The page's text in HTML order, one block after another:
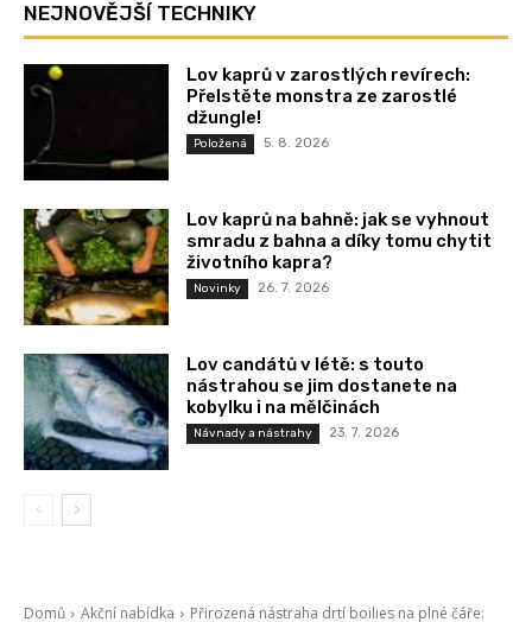
NEJNOVĚJŠÍ TECHNIKY
Lov kaprů v zarostlých revírech:
Přelstěte monstra ze zarostlé
džungle!
Položená 5. 8. 2026
Lov kaprů na bahně: jak se vyhnout
smradu z bahna a díky tomu chytit
životního kapra?
Novinky 26. 7. 2026
Lov candátů v létě: s touto
nástrahou se jim dostanete na
kobylku i na mělčinách
Návnady a nástrahy 23. 7. 2026